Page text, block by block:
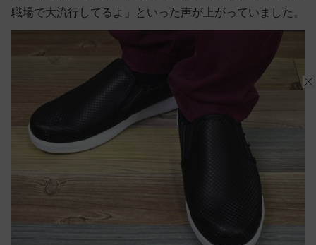
職場で大流行してるよ」といった声が上がっていました。